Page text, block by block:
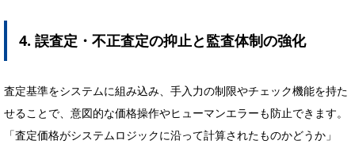
4. 誤査定・不正査定の抑止と監査体制の強化
査定基準をシステムに組み込み、手入力の制限やチェック機能を持た
せることで、意図的な価格操作やヒューマンエラーも防止できます。
「査定価格がシステムロジックに沿って計算されたものかどうか」